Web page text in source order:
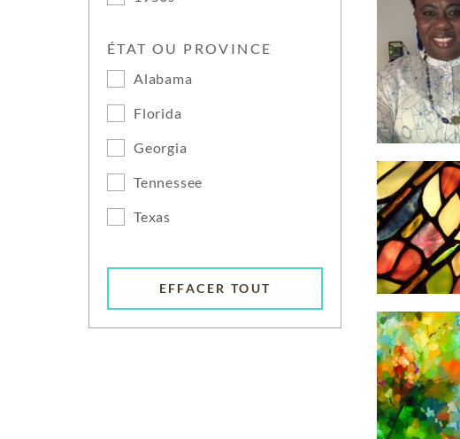
ÉTAT OU PROVINCE
Alabama
Florida
Georgia
Tennessee
Texas
EFFACER TOUT